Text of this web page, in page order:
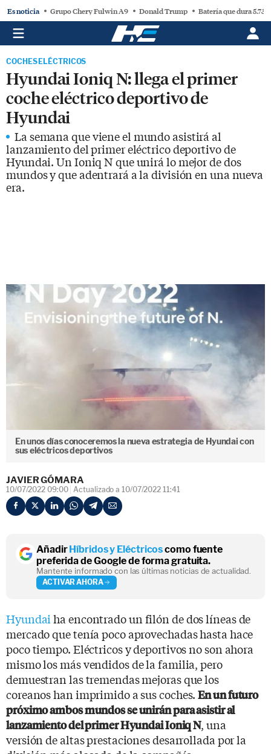
Es noticia Grupo Chery Fulwin A9 Donald Trump Batería que dura
COCHES ELÉCTRICOS
Hyundai Ioniq N: llega el primer
coche eléctrico deportivo de
Hyundai
La semana que viene el mundo asistirá al
lanzamiento del primer eléctrico deportivo de
Hyundai. Un Ioniq N que unirá lo mejor de dos
mundos y que adentrará a la división en una nueva
era.
En unos días conoceremos la nueva estrategia de Hyundai con
sus eléctricos deportivos
JAVIER GÓMARA
10/07/2022 09:00 Actualizado a 10/07/2022 11:41
AñadirHíbridos y Eléctricoscomo fuente
preferida de Google de forma gratuita.
Mantente informado con las últimas noticias de actualidad.
ACTIVAR AHORA
Hyundaiha encontrado un filón de dos líneas de
mercado que tenía poco aprovechadas hasta hace
poco tiempo. Eléctricos y deportivos no son ahora
mismo los más vendidos de la familia, pero
demuestran las tremendas mejoras que los
coreanos han imprimido a sus coches.En un futuro
próximo ambos mundos se unirán para asistir al
lanzamiento del primer Hyundai Ioniq N, una
versión de altas prestaciones desarrollada por la